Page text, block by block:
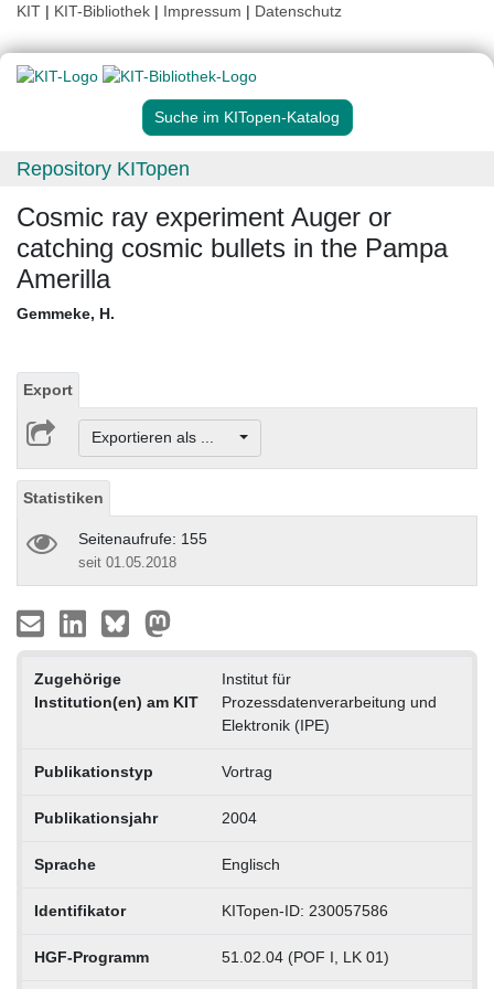
KIT | KIT-Bibliothek | Impressum | Datenschutz
Suche im KITopen-Katalog
Repository KITopen
Cosmic ray experiment Auger or
catching cosmic bullets in the Pampa
Amerilla
Gemmeke, H.
Export
Exportieren als ...
Statistiken
Seitenaufrufe: 155
seit 01.05.2018
Zugehörige
Institution(en) am KIT
Institut für
Prozessdatenverarbeitung und
Elektronik (IPE)
Publikationstyp Vortrag
Publikationsjahr 2004
Sprache Englisch
Identifikator KITopen-ID: 230057586
HGF-Programm 51.02.04 (POF I, LK 01)